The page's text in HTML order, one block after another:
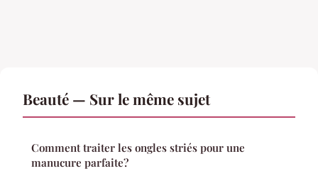
Beauté — Sur le même sujet
Comment traiter les ongles striés pour une
manucure parfaite?